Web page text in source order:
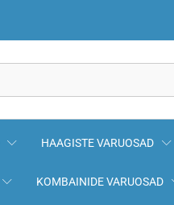
HAAGISTE VARUOSAD
KOMBAINIDE VARUOSAD